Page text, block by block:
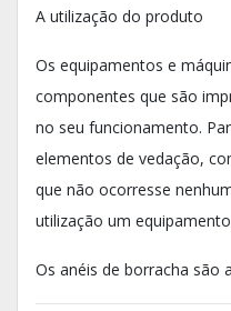
A utilização do produto
Os equipamentos e
componentes que são
no seu funcionamento.
elementos de vedação,
que não ocorresse
utilização um
Os anéis de borracha são